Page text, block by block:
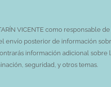
VICENTE como responsable
envío posterior de información
información adicional
seguridad, y otros temas.